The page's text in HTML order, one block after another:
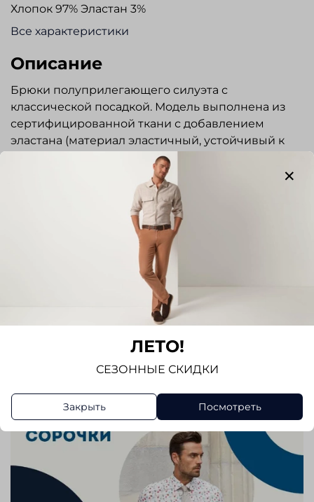
Хлопок 97% Эластан 3%
Все характеристики
Описание
Брюки полуприлегающего силуэта с
классической посадкой. Модель выполнена из
сертифицированной ткани с добавлением
эластана (материал эластичный, устойчивый к
деформации). Гульфик на молнии. Пояс
застегивается на пуговицу и крючок. На
внутренней стороне пояса, имеется эластичная
тесьма. Шлевки под ремень. Два наклонных
боковых кармана. Два задних кармана с
застежкой на пуговицы. Брюки прекрасно
сочетаются с джемперами, сорочками и
пиджаками повседневного стиля.
Отзывов еще никто не оставлял
Написать отзыв
ЛЕТО!
СЕЗОННЫЕ СКИДКИ
Закрыть Посмотреть